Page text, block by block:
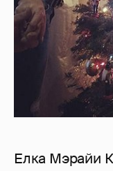
Елка Мэрайи